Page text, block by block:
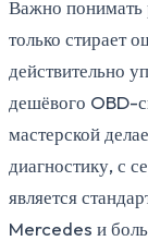
Важно понимать
только стирает
действительно
дешёвого OBD-
мастерской
диагностику, с
является
Mercedes и